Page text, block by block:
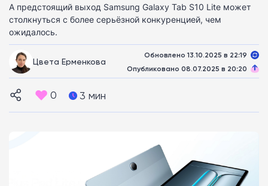
А предстоящий выход Samsung Galaxy Tab S10 Lite может
столкнуться с более серьёзной конкуренцией, чем
ожидалось.
Цвета Ерменкова
Обновлено 13.10.2025 в 22:19
Опубликовано 08.07.2025 в 20:20
0 3 мин